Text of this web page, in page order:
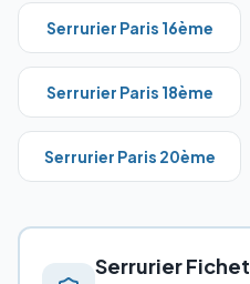
Serrurier Paris 16ème
Serrurier Paris 18ème
Serrurier Paris 20ème
Serrurier Fichet